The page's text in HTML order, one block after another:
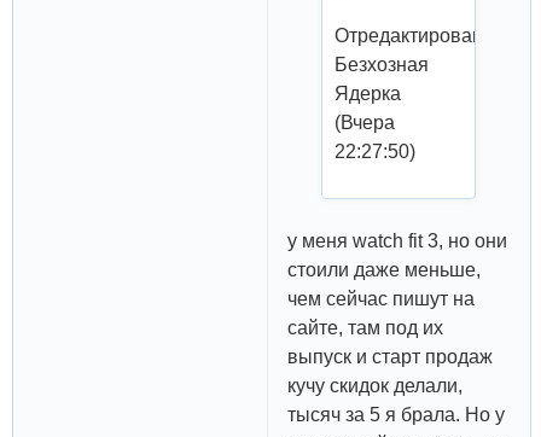
Отредактировано
Безхозная
Ядерка
(Вчера
22:27:50)
у меня watch fit 3, но они
стоили даже меньше,
чем сейчас пишут на
сайте, там под их
выпуск и старт продаж
кучу скидок делали,
тысяч за 5 я брала. Но у